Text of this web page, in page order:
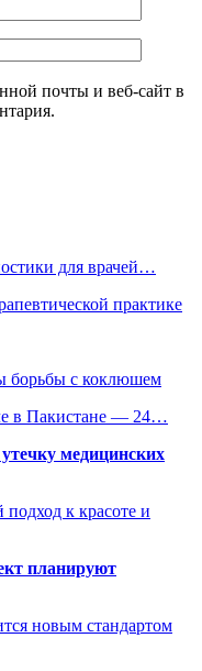
почты и веб-сайт в
для врачей…
практике
борьбы с коклюшем
в Пакистане — 24…
медицинских
к красоте и
планируют
новым стандартом